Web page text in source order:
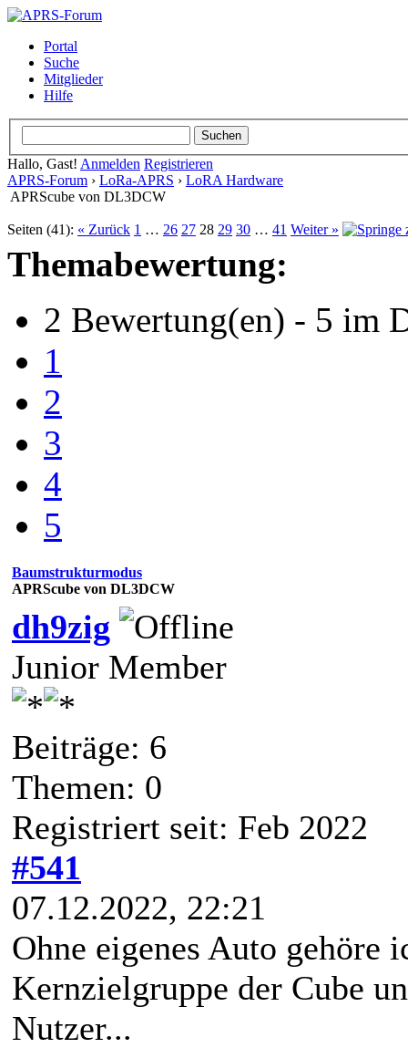
Portal
Suche
Mitglieder
Hilfe
Hallo, Gast! Anmelden Registrieren
APRS-Forum › LoRa-APRS › LoRA Hardware
APRScube von DL3DCW
Seiten (41): « Zurück 1 … 26 27 28 29 30 … 41 Weiter »
Themabewertung:
2 Bewertung(en) - 5 im
1
2
3
4
5
Baumstrukturmodus
APRScube von DL3DCW
dh9zig
Junior Member
Beiträge: 6
Themen: 0
Registriert seit: Feb 2022
#541
07.12.2022, 22:21
Ohne eigenes Auto gehöre
Kernzielgruppe der Cube
Nutzer...